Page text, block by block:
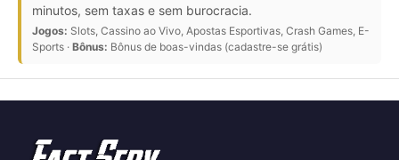
minutos, sem taxas e sem burocracia.
Jogos: Slots, Cassino ao Vivo, Apostas Esportivas, Crash Games, E-
Sports · Bônus: Bônus de boas-vindas (cadastre-se grátis)